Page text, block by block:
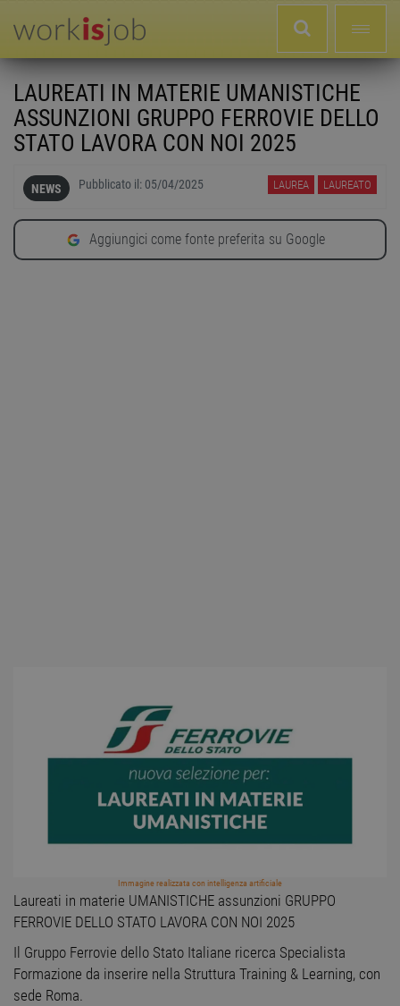
LAUREATI IN MATERIE UMANISTICHE
ASSUNZIONI GRUPPO FERROVIE DELLO
STATO LAVORA CON NOI 2025
NEWS Pubblicato il: 05/04/2025 LAUREA LAUREATO
Aggiungici come fonte preferita su Google
Immagine realizzata con intelligenza artificiale
Laureati in materie UMANISTICHE assunzioni GRUPPO
FERROVIE DELLO STATO LAVORA CON NOI 2025
Il Gruppo Ferrovie dello Stato Italiane ricerca Specialista
Formazione da inserire nella Struttura Training & Learning, con
sede Roma.